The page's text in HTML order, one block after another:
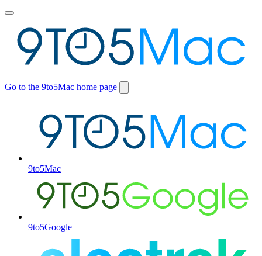
Toggle
menu
Go to the 9to5Mac home page
Switch
9to5Mac
9to5Google